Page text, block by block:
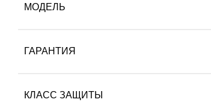
МОДЕЛЬ
ГАРАНТИЯ
КЛАСС ЗАЩИТЫ